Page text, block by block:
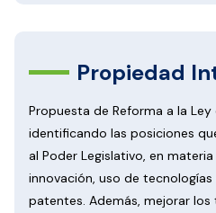
Propiedad
Propuesta de Reforma a la Ley
identificando las posiciones
al Poder Legislativo, en
innovación, uso de
patentes. Además, mejorar